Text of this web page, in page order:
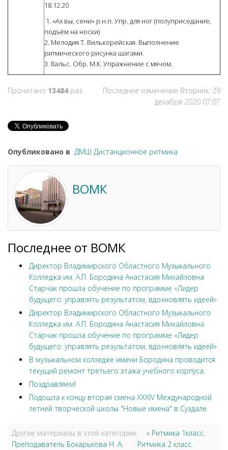
18.12.20
1. «Ах вы, сени» р.н.п. Упр. для ног (полуприседание,
подъём на носки)
2. Мелодия Т. Вилькорейская. Выполнение
ритмического рисунка шагами.
3. Вальс. Обр. М.К. Упражнение с мячом.
Прочитано 13484раз
Последнее изменение Вторник, 29
декабря 2020 07:07
Опубликовано в ДМШ Дистанционное ритмика
ВОМК
Последнее от ВОМК
Директор Владимирского Областного Музыкального
Колледжа им. А.П. Бородина Анастасия Михайловна
Старчак прошла обучение по программе «Лидер
будущего: управлять результатом, вдохновлять идеей»
Директор Владимирского Областного Музыкального
Колледжа им. А.П. Бородина Анастасия Михайловна
Старчак прошла обучение по программе «Лидер
будущего: управлять результатом, вдохновлять идеей»
В музыкальном колледже имени Бородина проводится
текущий ремонт третьего этажа учебного корпуса.
Поздравляем!
Подошла к концу вторая смена XXXIV Международной
летней творческой школы "Новые имена" в Суздале.
Другие материалы в этой категории:
« Ритмика 1класс.
Преподаватель Бокарькова Н. А.
Ритмика 2 класс.